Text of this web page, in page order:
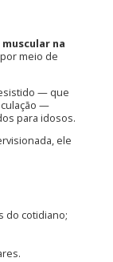
muscular na
meio de
— que
—
para idosos.
ele
do cotidiano;